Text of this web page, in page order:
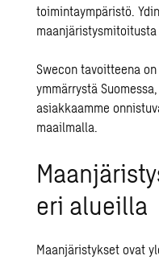
toimintaympäristö.
Swecon tavoitteena
ymmärrystä
asiakkaamme
maailmalla.
eri alueilla
Maanjäristykset ovat